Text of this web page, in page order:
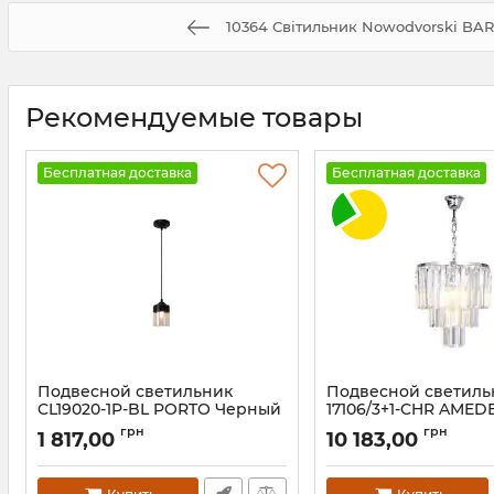
10364 Світильник Nowodvorski
Рекомендуемые товары
Бесплатная доставка
Подвесной светильник
CL19020-1P-BL PORTO Черный
Артикул:CL19020-1P-BL
1 817,00 грн
Бесплатная доставка
Подвесной
17106/3+1-CHR
Артикул: 17106/3+1-CHR
10 183,00 грн